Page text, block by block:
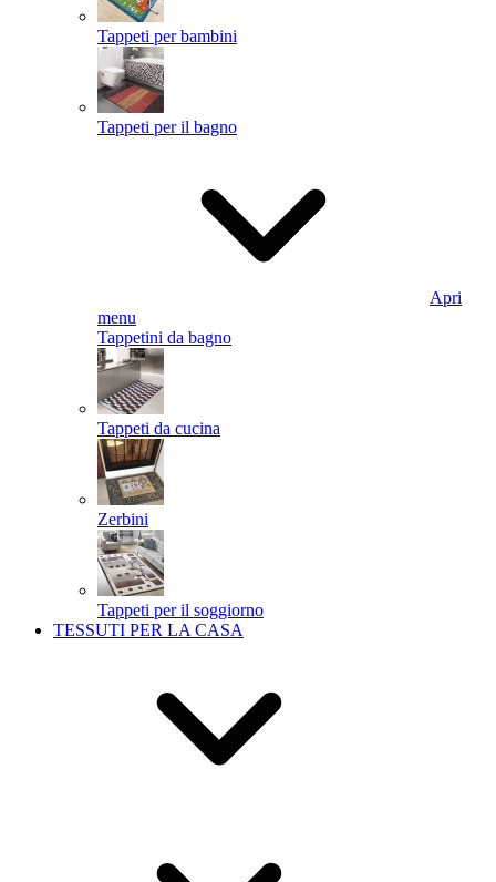
Tappeti per bambini
Tappeti per il bagno
Apri
menu
Tappetini da bagno
Tappeti da cucina
Zerbini
Tappeti per il soggiorno
TESSUTI PER LA CASA